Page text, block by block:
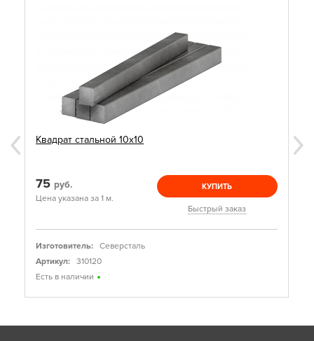
Квадрат стальной 10х10
75 руб.
Цена указана за 1 м.
КУПИТЬ
Быстрый заказ
Изготовитель:
Северсталь
Артикул:
310120
Есть в наличии